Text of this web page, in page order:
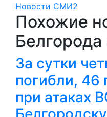
Новости СМИ2
Похожие
Белгорода
За сутки
погибли, 46
при атаках